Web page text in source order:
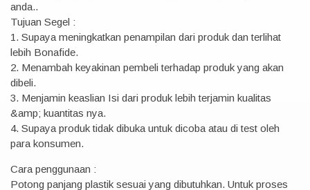
anda..
Tujuan Segel :
1. Supaya meningkatkan penampilan dari produk dan terlihat
lebih Bonafide.
2. Menambah keyakinan pembeli terhadap produk yang akan
dibeli.
3. Menjamin keaslian Isi dari produk lebih terjamin kualitas
&amp; kuantitas nya.
4. Supaya produk tidak dibuka untuk dicoba atau di test oleh
para konsumen.
Cara penggunaan :
Potong panjang plastik sesuai yang dibutuhkan. Untuk proses